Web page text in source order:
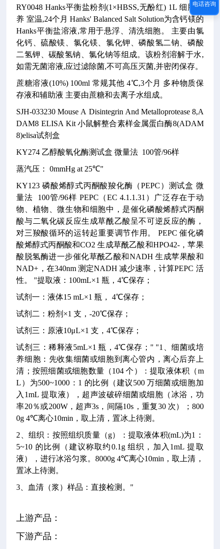
RY0048 Hanks平衡盐粉剂(1×HBSS,无酚红) 1L 细胞培
养 室温,24个月 Hanks' Balanced Salt Solution为含钙镁的
Hanks平衡盐溶液,常用于悬浮、清洗细胞。
主要由氯
化钙、硫酸镁、氯化镁、氯化钾、磷酸氢二钠、磷酸
二氢钾、碳酸氢钠、氯化钠等组成。该粉剂溶解于水,
如需无菌溶液,应过滤除菌,不可高压灭菌,并密闭保存。
蔗糖溶液(10%) 100ml 常规其他 4℃,3个月 多种物质保
存液和辅助液 主要由蔗糖和去离子水组成。
SJH-033230 Mouse A Disintegrin And Metalloprotease 8,A
DAM8 ELISA Kit 小鼠解整合素样金属蛋白酶8(ADAM
8)elisa试剂盒
KY274 乙醇酸氧化酶测试盒 微量法 100管/96样
蒸汽压： 0mmHg at 25℃"
KY123 磷酸烯醇式丙酮酸羧化酶（PEPC）测试盒 微
量法
100管/96样 PEPC（EC 4.1.1.31）广泛存在于动
物、植物、微生物和细胞中，是催化磷酸烯醇式丙酮
酸与二氧化碳反应生成草酰乙酸呈不可逆反应的酶，
对三羧酸循环的运转起重要调节作用。
PEPC 催化磷
酸烯醇式丙酮酸和CO2 生成草酰乙酸和HPO42-，苹果
酸脱氢酶进一步催化草酰乙酸和NADH 生成苹果酸和
NAD+，在340nm 测定NADH 减少速率，计算PEPC 活
性。
"提取液：100mL×1 瓶，4℃保存；
试剂一：液体15 mL×1 瓶， 4℃保存；
试剂二：粉剂×1 支，-20℃保存；
试剂三：原液10μL×1 支，4℃保存；
试剂三：稀释液5mL×1 瓶，4℃保存；" "1、细菌或培
养细胞：先收集细菌或细胞到离心管内，离心后弃上
清；按照细菌或细胞数量（104 个）：提取液体积（m
L）为500~1000：1 的比例（建议500 万细菌或细胞加
入1mL 提取液），超声波破碎细菌或细胞（冰浴，功
率20％或200W，超声3s，间隔10s，重复30 次）；800
0g 4℃离心10min，取上清，置冰上待测。
2、组织：按照组织质量（g）：提取液体积(mL)为1：
5~10 的比例（建议称取约0.1g 组织，加入1mL 提取
液），进行冰浴匀浆。8000g 4℃离心10min，取上清，
置冰上待测。
3、血清（浆）样品：直接检测。"
上游产品：
下游产品：
电话咨询